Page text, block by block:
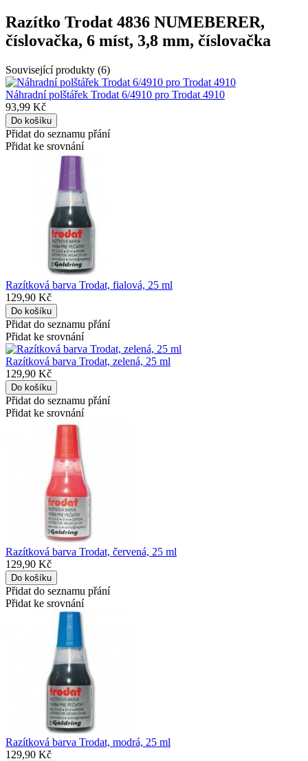
Razítko Trodat 4836 NUMEBERER,
číslovačka, 6 míst, 3,8 mm, číslovačka
Související produkty (6)
Náhradní polštářek Trodat 6/4910 pro Trodat 4910
93,99 Kč
Přidat do seznamu přání
Přidat ke srovnání
Razítková barva Trodat, fialová, 25 ml
129,90 Kč
Přidat do seznamu přání
Přidat ke srovnání
Razítková barva Trodat, zelená, 25 ml
129,90 Kč
Přidat do seznamu přání
Přidat ke srovnání
Razítková barva Trodat, červená, 25 ml
129,90 Kč
Přidat do seznamu přání
Přidat ke srovnání
Razítková barva Trodat, modrá, 25 ml
129,90 Kč